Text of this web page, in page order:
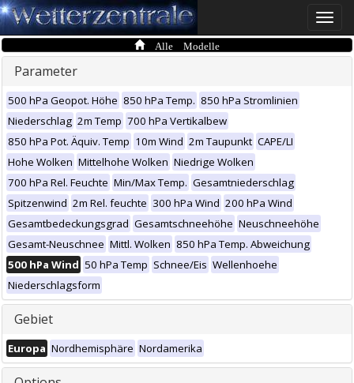
Toggle
Alle Modelle
Parameter
500 hPa Geopot. Höhe 850 hPa Temp. 850 hPa Stromlinien
Niederschlag 2m Temp 700 hPa Vertikalbew
850 hPa Pot. Äquiv. Temp 10m Wind 2m Taupunkt CAPE/LI
Hohe Wolken Mittelhohe Wolken Niedrige Wolken
700 hPa Rel. Feuchte Min/Max Temp. Gesamtniederschlag
Spitzenwind 2m Rel. feuchte 300 hPa Wind 200 hPa Wind
Gesamtbedeckungsgrad Gesamtschneehöhe Neuschneehöhe
Gesamt-Neuschnee Mittl. Wolken 850 hPa Temp. Abweichung
500 hPa Wind 50 hPa Temp Schnee/Eis Wellenhoehe
Niederschlagsform
Gebiet
Europa Nordhemisphäre Nordamerika